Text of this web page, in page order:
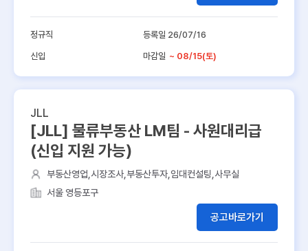
정규직 등록일 26/07/16
신입 마감일 ~ 08/15(토)
JLL
[JLL] 물류부동산 LM팀 - 사원대리급
(신입 지원 가능)
부동산영업,시장조사,부동산투자,임대컨설팅,사무실
서울 영등포구
공고바로가기